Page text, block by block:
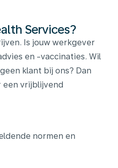
Services?
Is jouw werkgever
en -vaccinaties. Wil
klant bij ons? Dan
een vrijblijvend
normen en